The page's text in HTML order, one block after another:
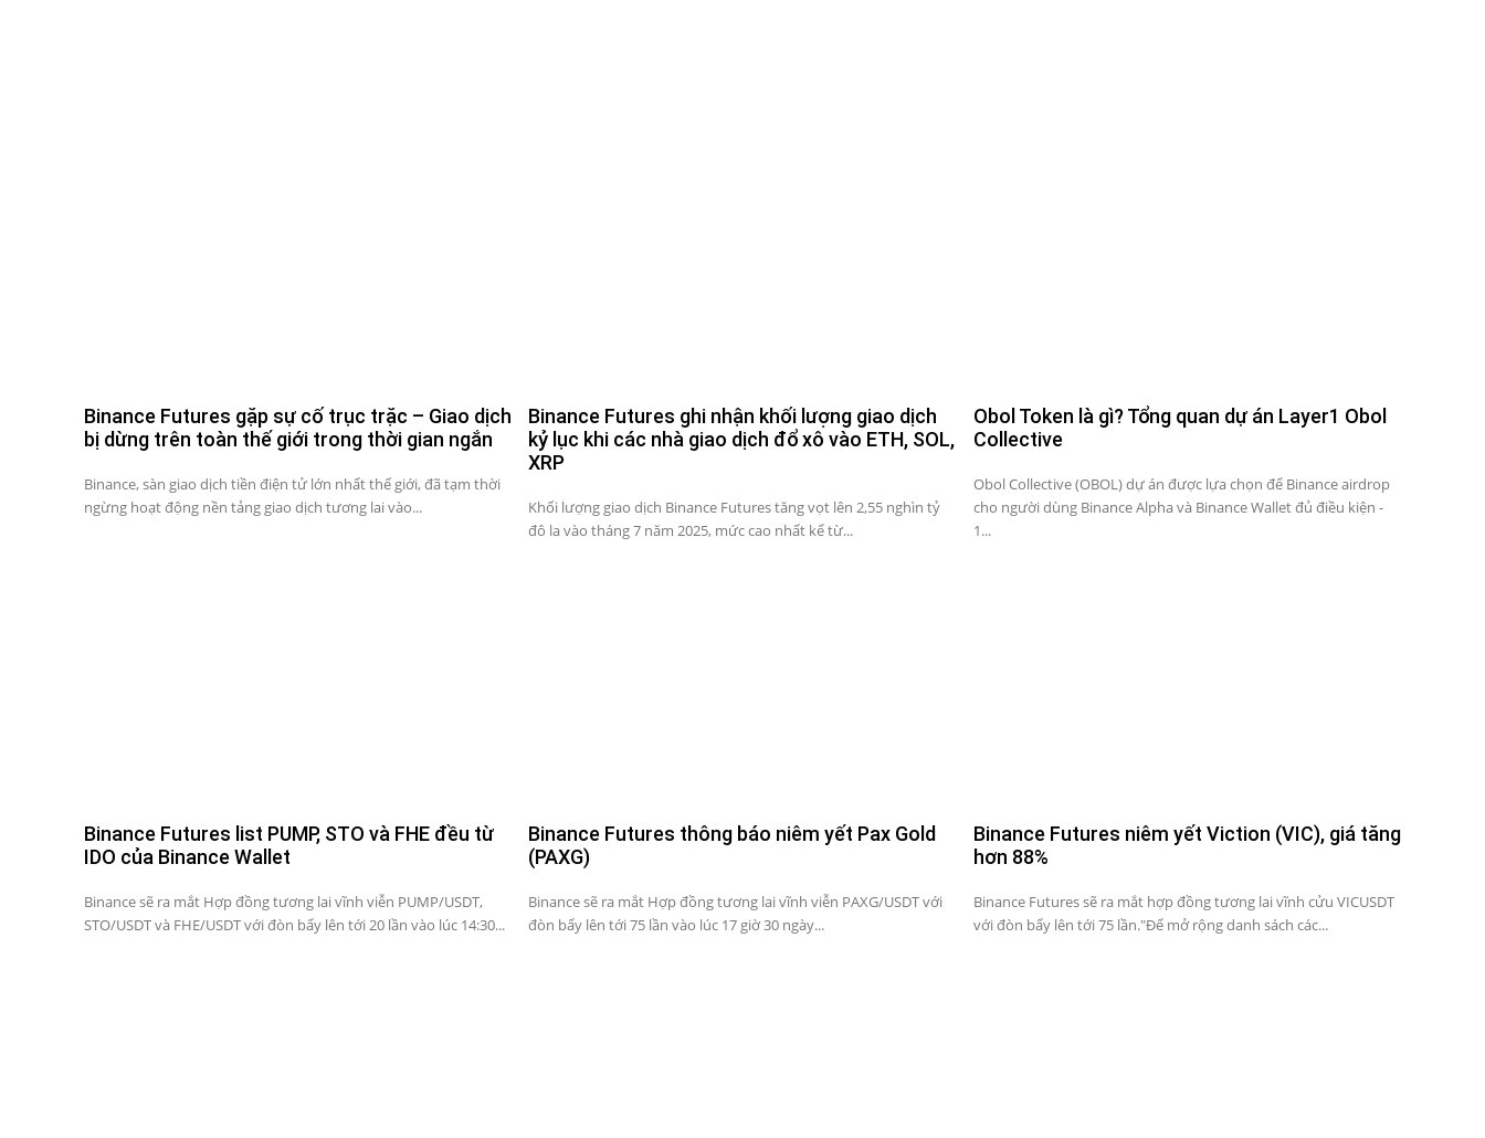
Binance Futures gặp sự cố trục trặc – Giao dịch
bị dừng trên toàn thế giới trong thời gian ngắn
Binance, sàn giao dịch tiền điện tử lớn nhất thế giới, đã tạm thời
ngừng hoạt động nền tảng giao dịch tương lai vào...
Binance Futures ghi nhận khối lượng giao dịch
kỷ lục khi các nhà giao dịch đổ xô vào ETH, SOL,
XRP
Khối lượng giao dịch Binance Futures tăng vọt lên 2,55 nghìn tỷ
đô la vào tháng 7 năm 2025, mức cao nhất kể từ...
Obol Token là gì? Tổng quan dự án Layer1 Obol
Collective
Obol Collective (OBOL) dự án được lựa chọn để Binance airdrop
cho người dùng Binance Alpha và Binance Wallet đủ điều kiện -
1...
Binance Futures list PUMP, STO và FHE đều từ
IDO của Binance Wallet
Binance sẽ ra mắt Hợp đồng tương lai vĩnh viễn PUMP/USDT,
STO/USDT và FHE/USDT với đòn bẩy lên tới 20 lần vào lúc 14:30...
Binance Futures thông báo niêm yết Pax Gold
(PAXG)
Binance sẽ ra mắt Hợp đồng tương lai vĩnh viễn PAXG/USDT với
đòn bẩy lên tới 75 lần vào lúc 17 giờ 30 ngày...
Binance Futures niêm yết Viction (VIC), giá tăng
hơn 88%
Binance Futures sẽ ra mắt hợp đồng tương lai vĩnh cửu VICUSDT
với đòn bẩy lên tới 75 lần."Để mở rộng danh sách các...